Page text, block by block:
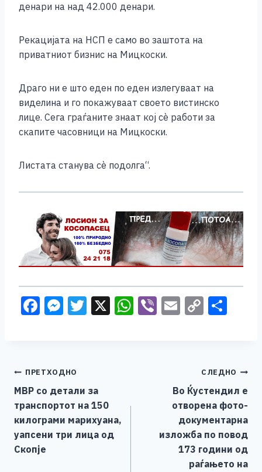
денари на над 42.000 денари.
Рекацијата на НСП е само во заштота на
приватниот бизнис на Мицкоски.
Драго ни е што еден по еден излегуваат на
виделина и го покажуваат своето вистинско
лице. Сега граѓаните знаат кој сè работи за
скапите часовници на Мицкоски.
Листата станува сè подолга“.
F
b
o
o
k
M
n
g
er
T X W Vi E C
Li
n
k
Навигација
на
напис
ПРЕТХОДНО
МВР со детали за
транспортот на 150
килограми марихуана,
уапсени три лица од
Скопје
СЛЕДНО
Во Ќустендил е
отворена фото-
документарна
изложба по повод
173 години од
раѓањето на